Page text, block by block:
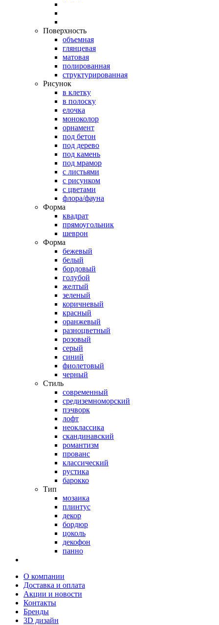
Поверхность
объемная
глянцевая
матовая
полированная
структурированная
Рисунок
в клетку
в полоску
елочка
моноколор
орнамент
под бетон
под дерево
под камень
под мрамор
с листьями
с рисунком
с цветами
флора/фауна
Форма
квадрат
прямоугольник
шеврон
Форма
бежевый
белый
бордовый
голубой
желтый
зеленый
коричневый
красный
оранжевый
разноцветный
розовый
серый
синий
фиолетовый
черный
Стиль
современный
средиземноморский
пэчворк
лофт
неоклассика
скандинавский
романтизм
прованс
классический
рустика
барокко
Тип
мозаика
плинтус
декор
бордюр
цоколь
декофон
панно
О компании
Доставка и оплата
Акции и новости
Контакты
Бренды
3D дизайн